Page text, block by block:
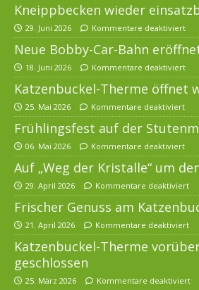
Kneippbecken wieder
29. Juni 2026 Kommentare deaktiviert
Neue Bobby-Car-Bahn
18. Juni 2026 Kommentare deaktiviert
Katzenbuckel-Therme öffnet
25. Mai 2026 Kommentare deaktiviert
Frühlingsfest auf der
06. Mai 2026 Kommentare deaktiviert
Auf „Weg der Kristalle“ um
29. April 2026 Kommentare deaktiviert
Frischer Genuss am
21. April 2026 Kommentare deaktiviert
Katzenbuckel-Therme
geschlossen
25. März 2026 Kommentare deaktiviert